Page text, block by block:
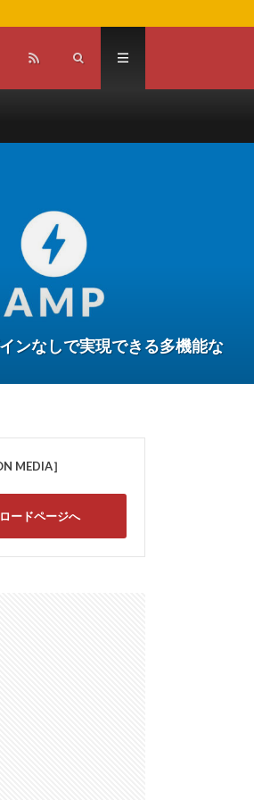
ンなしで実現できる多機能な
MEDIA］
ードページへ